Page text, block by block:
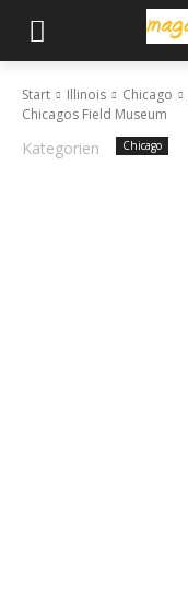
Start Illinois Chicago
Chicagos Field Museum
Kategorien Chicago